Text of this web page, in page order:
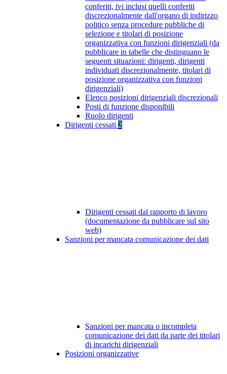
conferiti, ivi inclusi quelli conferiti
discrezionalmente dall'organo di indirizzo
politico senza procedure pubbliche di
selezione e titolari di posizione
organizzativa con funzioni dirigenziali (da
pubblicare in tabelle che distinguano le
seguenti situazioni: dirigenti, dirigenti
individuati discrezionalmente, titolari di
posizione organizzativa con funzioni
dirigenziali)
Elenco posizioni dirigenziali discrezionali
Posti di funzione disponibili
Ruolo dirigenti
Dirigenti cessati 2
Dirigenti cessati dal rapporto di lavoro
(documentazione da pubblicare sul sito
web)
Sanzioni per mancata comunicazione dei dati
Sanzioni per mancata o incompleta
comunicazione dei dati da parte dei titolari
di incarichi dirigenziali
Posizioni organizzative